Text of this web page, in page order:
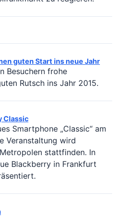
guten Start ins neue Jahr
Besuchern frohe
Rutsch ins Jahr 2015.
Classic
Smartphone „Classic“ am
Veranstaltung wird
stattfinden. In
Blackberry in Frankfurt